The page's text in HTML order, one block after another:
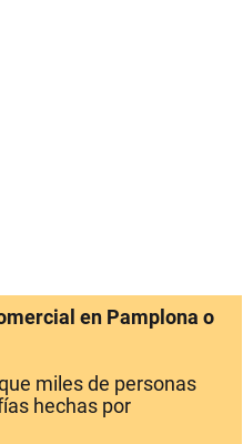
en Pamplona o
miles de personas
hechas por